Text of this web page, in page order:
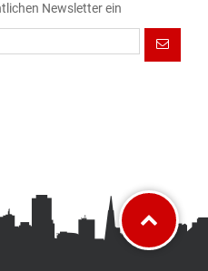
Newsletter ein